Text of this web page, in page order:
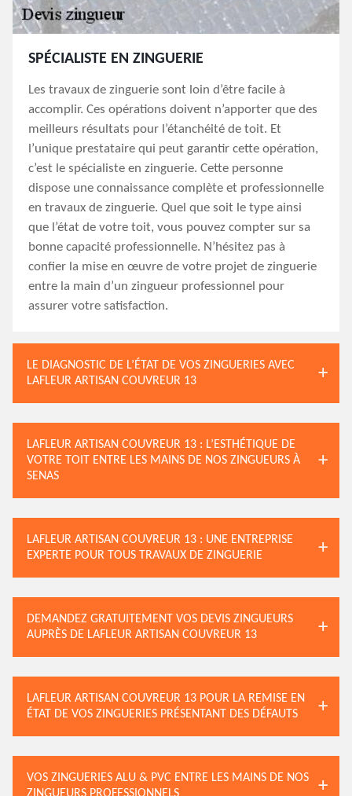
SPÉCIALISTE EN ZINGUERIE
Les travaux de zinguerie sont loin d’être facile à
accomplir. Ces opérations doivent n’apporter que des
meilleurs résultats pour l’étanchéité de toit. Et
l’unique prestataire qui peut garantir cette opération,
c’est le spécialiste en zinguerie. Cette personne
dispose une connaissance complète et professionnelle
en travaux de zinguerie. Quel que soit le type ainsi
que l’état de votre toit, vous pouvez compter sur sa
bonne capacité professionnelle. N’hésitez pas à
confier la mise en œuvre de votre projet de zinguerie
entre la main d’un zingueur professionnel pour
assurer votre satisfaction.
LE DIAGNOSTIC DE L’ÉTAT DE VOS ZINGUERIES AVEC
LAFLEUR ARTISAN COUVREUR 13
LAFLEUR ARTISAN COUVREUR 13 : L’ESTHÉTIQUE DE
VOTRE TOIT ENTRE LES MAINS DE NOS ZINGUEURS À
SENAS
LAFLEUR ARTISAN COUVREUR 13 : UNE ENTREPRISE
EXPERTE POUR TOUS TRAVAUX DE ZINGUERIE
DEMANDEZ GRATUITEMENT VOS DEVIS ZINGUEURS
AUPRÈS DE LAFLEUR ARTISAN COUVREUR 13
LAFLEUR ARTISAN COUVREUR 13 POUR LA REMISE EN
ÉTAT DE VOS ZINGUERIES PRÉSENTANT DES DÉFAUTS
VOS ZINGUERIES ALU & PVC ENTRE LES MAINS DE NOS